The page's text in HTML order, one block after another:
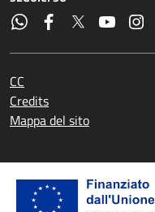
CC
Credits
Mappa del sito